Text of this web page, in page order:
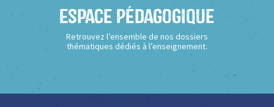
Espace Pédagogique
Retrouvez l’ensemble de nos dossiers
thématiques dédiés à l’enseignement.